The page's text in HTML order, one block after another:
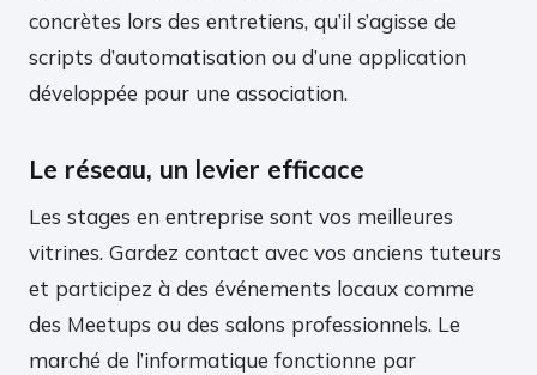
concrètes lors des entretiens, qu’il s’agisse de
scripts d’automatisation ou d’une application
développée pour une association.
Le réseau, un levier efficace
Les stages en entreprise sont vos meilleures
vitrines. Gardez contact avec vos anciens tuteurs
et participez à des événements locaux comme
des Meetups ou des salons professionnels. Le
marché de l’informatique fonctionne par